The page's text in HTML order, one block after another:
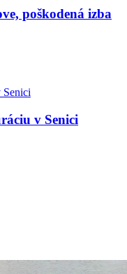
poškodená izba
v Senici